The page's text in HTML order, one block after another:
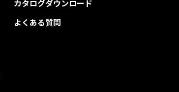
カタログダウンロード
よくある質問